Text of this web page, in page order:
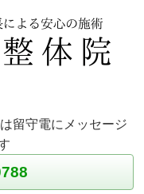
留守電にメッセージ